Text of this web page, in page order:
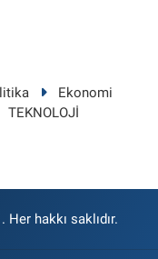
Ekonomi
TEKNOLOJİ
hakkı saklıdır.